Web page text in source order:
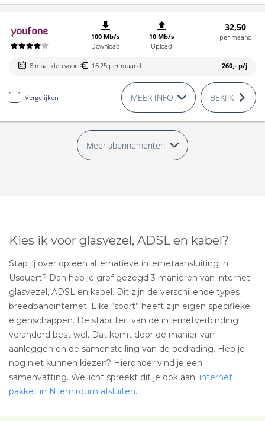
100 Mb/s
Download
10 Mb/s
Upload
32,50
per maand
8 maanden voor 16,25 per maand 260,- p/j
Vergelijken MEER INFO BEKIJK
Meer abonnementen
Kies ik voor glasvezel, ADSL en kabel?
Stap jij over op een alternatieve internetaansluiting in
Usquert? Dan heb je grof gezegd 3 manieren van internet:
glasvezel, ADSL en kabel. Dit zijn de verschillende types
breedbandinternet. Elke “soort” heeft zijn eigen specifieke
eigenschappen. De stabiliteit van de internetverbinding
veranderd best wel. Dat komt door de manier van
aanleggen en de samenstelling van de bedrading. Heb je
nog niet kunnen kiezen? Hieronder vind je een
samenvatting. Wellicht spreekt dit je ook aan: internet
pakket in Nijemirdum afsluiten.